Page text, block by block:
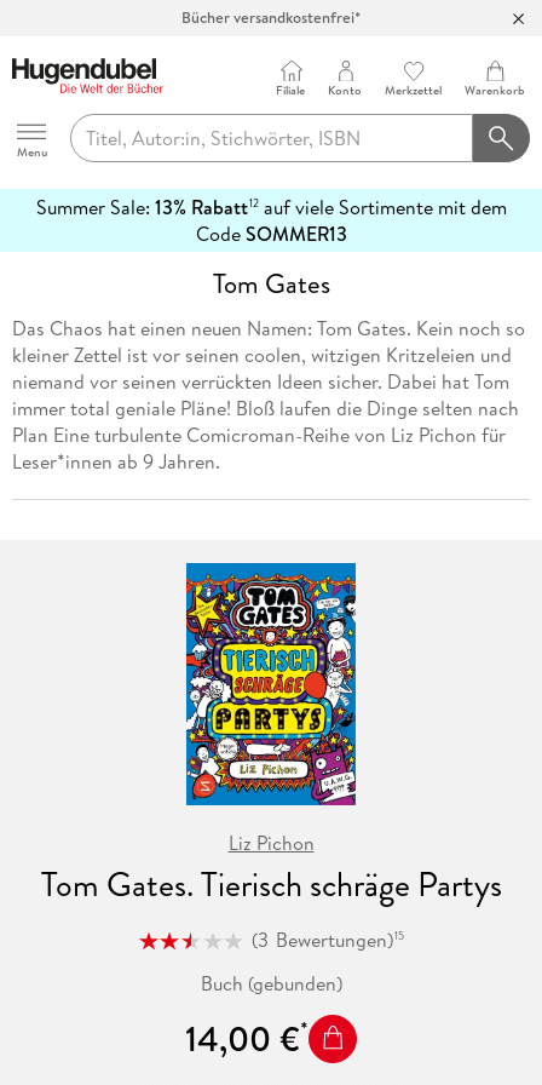
Bücher versandkostenfrei*
Abholung in über 100 Filialen
Hugendubel
Menu
Filiale Konto Merkzettel Warenkorb
Summer Sale: 13% Rabatt12auf viele Sortimente mit dem
CodeSOMMER13
erfahren
Tom Gates
Das Chaos hat einen neuen Namen: Tom Gates. Kein noch so
kleiner Zettel ist vor seinen coolen, witzigen Kritzeleien und
niemand vor seinen verrückten Ideen sicher. Dabei hat Tom
immer total geniale Pläne! Bloß laufen die Dinge selten nach
Plan Eine turbulente Comicroman-Reihe von Liz Pichon für
Leser*innen ab 9 Jahren.
Liz Pichon
Tom Gates. Tierisch schräge Partys
(3 Bewertungen)15
Buch (gebunden)
14,00 €